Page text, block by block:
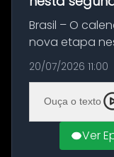
Brasil – O
nova etapa
início do
partidárias.
federações
20/07/2026 11:00
Ouça o texto
Ver